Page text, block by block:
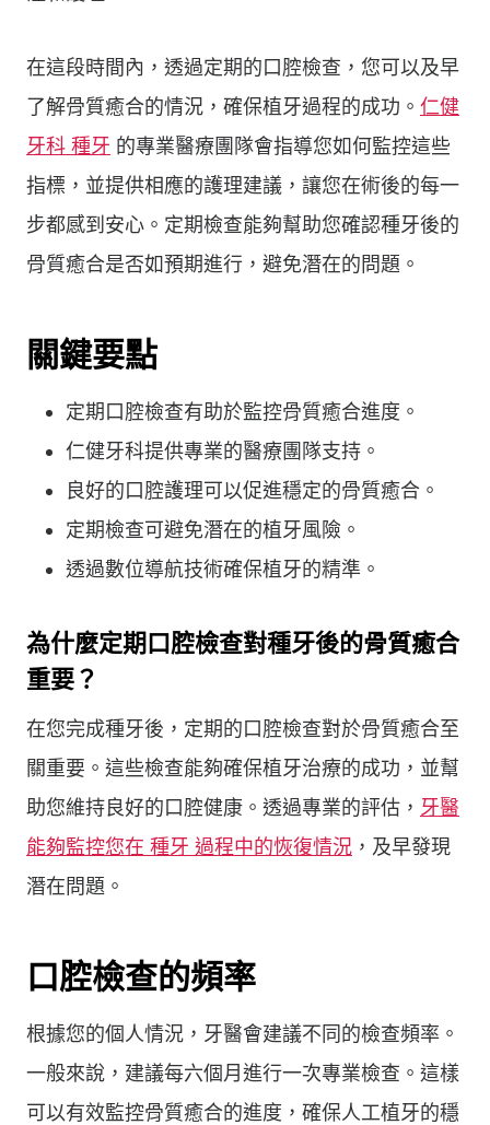
在這段時間內，透過定期的口腔檢查，您可以及早
了解骨質癒合的情況，確保植牙過程的成功。 仁健
牙科 種牙 的專業醫療團隊會指導您如何監控這些
指標，並提供相應的護理建議，讓您在術後的每一
步都感到安心。定期檢查能夠幫助您確認種牙後的
骨質癒合是否如預期進行，避免潛在的問題。
關鍵要點
定期口腔檢查有助於監控骨質癒合進度。
仁健牙科提供專業的醫療團隊支持。
良好的口腔護理可以促進穩定的骨質癒合。
定期檢查可避免潛在的植牙風險。
透過數位導航技術確保植牙的精準。
為什麼定期口腔檢查對種牙後的骨質癒合
重要？
在您完成種牙後，定期的口腔檢查對於骨質癒合至
關重要。這些檢查能夠確保植牙治療的成功，並幫
助您維持良好的口腔健康。透過專業的評估， 牙醫
能夠監控您在 種牙 過程中的恢復情況 ，及早發現
潛在問題。
口腔檢查的頻率
根據您的個人情況，牙醫會建議不同的檢查頻率。
一般來說，建議每六個月進行一次專業檢查。這樣
可以有效監控骨質癒合的進度，確保人工植牙的穩